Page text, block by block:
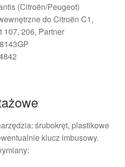
(Citroën/Peugeot)
do Citroën C1,
107, 206, Partner
8143GP
śrubokręt, plastikowe
klucz imbusowy.